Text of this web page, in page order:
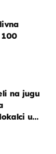
100
na jugu
u